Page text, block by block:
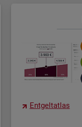
Ent­gel­t­at­las